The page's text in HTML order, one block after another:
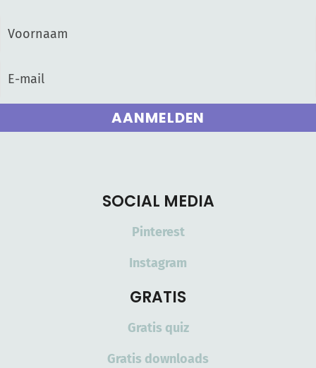
AANMELDEN
SOCIAL MEDIA
Pinterest
Instagram
GRATIS
Gratis quiz
Gratis downloads